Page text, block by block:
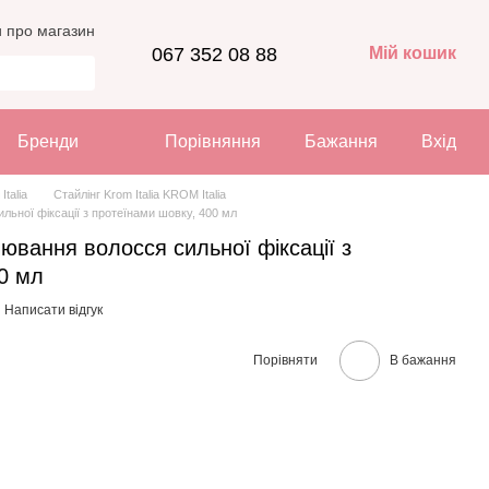
про магазин
067 352 08 88 Мій кошик
Бренди Порівняння Бажання Вхід
Italia
Стайлінг Krom Italia KROM Italia
фіксації з протеїнами шовку, 400 мл
волосся сильної фіксації з
мл
Написати відгук
Порівняти В бажання